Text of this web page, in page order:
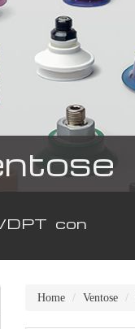
con
Home Ventose